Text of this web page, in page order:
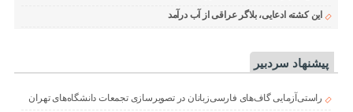
این کشته ادعایی، بلاگر عراقی از آب درآمد
پیشنهاد سردبیر
راستی‌آزمایی گاف‌های فارسی‌زبانان در تصویرسازی تجمعات دانشگاه‌های تهران